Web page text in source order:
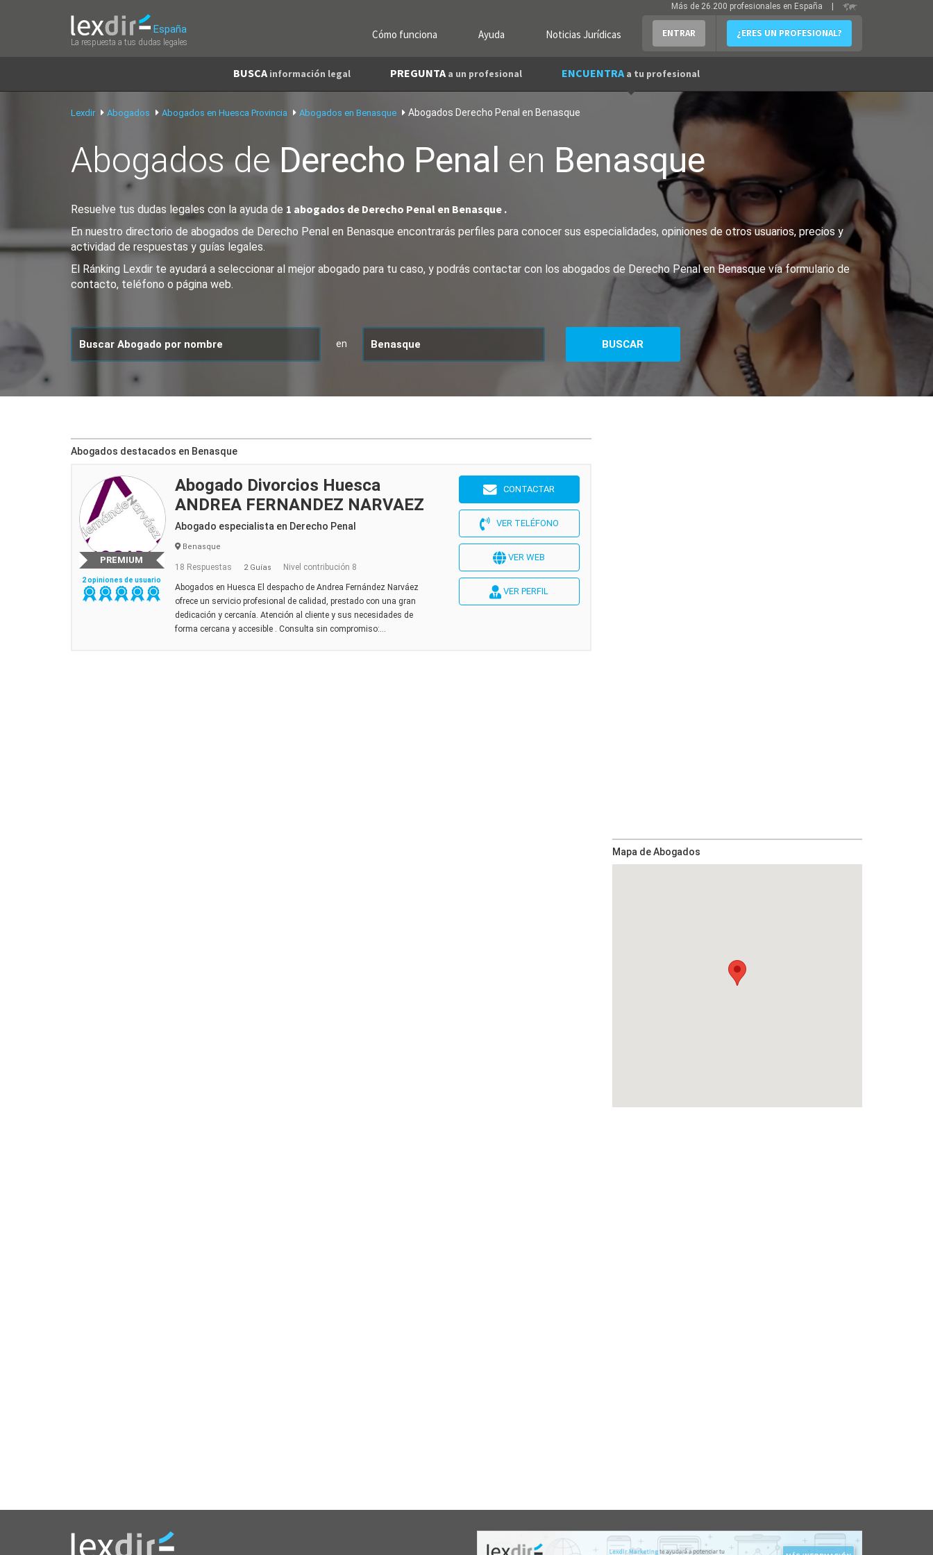
España
La respuesta a tus dudas legales
Cómo funciona Ayuda Noticias Jurídicas ENTRAR ¿ERES UN PROFESIONAL?
Más de 26.200 profesionales en España
BUSCA información legal PREGUNTA a un profesional ENCUENTRA a tu profesional
Lexdir Abogados Abogados en Huesca Provincia Abogados en Benasque Abogados Derecho Penal en Benasque
Abogados deDerecho Penal en Benasque
Resuelve tus dudas legales con la ayuda de 1 abogados de Derecho Penal en Benasque .
En nuestro directorio de abogados de Derecho Penal en Benasque encontrarás perfiles para conocer sus especialidades, opiniones de otros usuarios, precios y
actividad de respuestas y guías legales.
El Ránking Lexdir te ayudará a seleccionar al mejor abogado para tu caso, y podrás contactar con los abogados de Derecho Penal en Benasque vía formulario de
contacto, teléfono o página web.
en
Abogados destacados en Benasque
PREMIUM
2 opiniones de usuario
Abogado Divorcios Huesca
ANDREA FERNANDEZ NARVAEZ
Abogado especialista en Derecho Penal
Benasque
18 Respuestas 2 Guías Nivel contribución 8
Abogados en Huesca El despacho de Andrea Fernández Narváez
ofrece un servicio profesional de calidad, prestado con una gran
dedicación y cercanía. Atención al cliente y sus necesidades de
forma cercana y accesible . Consulta sin compromiso:...
CONTACTAR
VER TELÉFONO
VER WEB
VER PERFIL
Mapa de Abogados